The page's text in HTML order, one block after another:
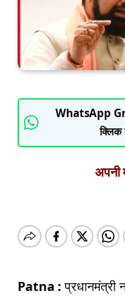
WhatsApp
अपनी
Patna : प्रधानमंत्री